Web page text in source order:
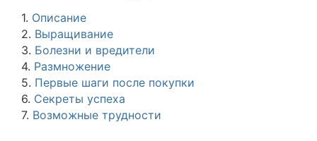
1. Описание
2. Выращивание
3. Болезни и вредители
4. Размножение
5. Первые шаги после покупки
6. Секреты успеха
7. Возможные трудности